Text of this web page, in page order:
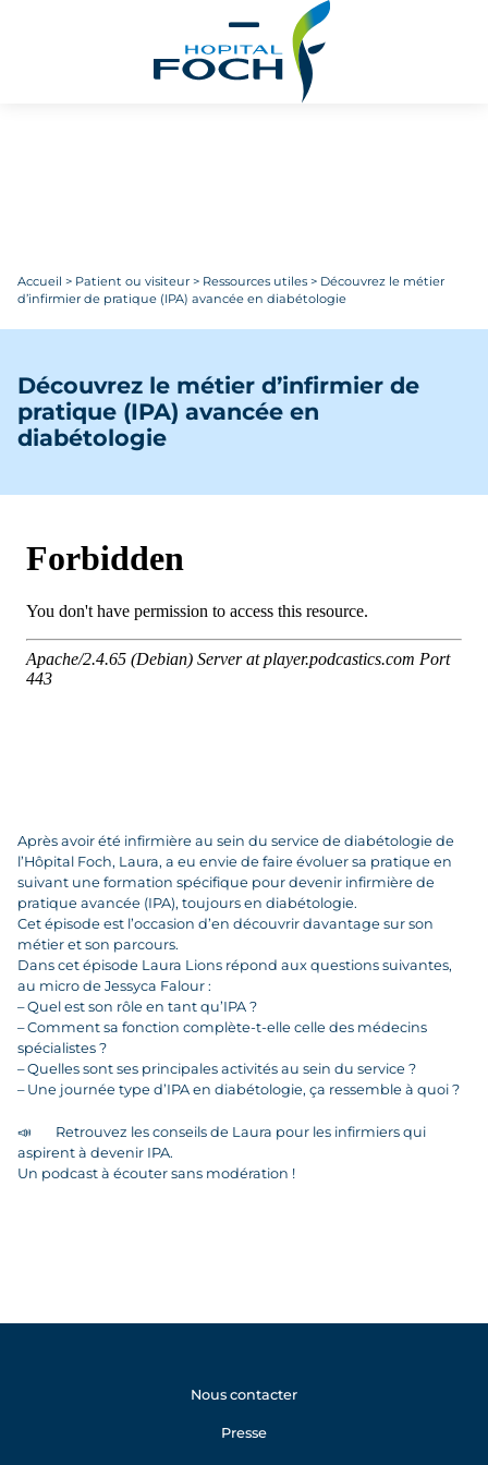
Accueil > Patient ou visiteur > Ressources utiles > Découvrez le métier
d’infirmier de pratique (IPA) avancée en diabétologie
Découvrez le métier d’infirmier de
pratique (IPA) avancée en
diabétologie
Après avoir été infirmière au sein du service de diabétologie de
l’Hôpital Foch, Laura, a eu envie de faire évoluer sa pratique en
suivant une formation spécifique pour devenir infirmière de
pratique avancée (IPA), toujours en diabétologie.
Cet épisode est l’occasion d’en découvrir davantage sur son
métier et son parcours.
Dans cet épisode Laura Lions répond aux questions suivantes,
au micro de Jessyca Falour :
– Quel est son rôle en tant qu’IPA ?
– Comment sa fonction complète-t-elle celle des médecins
spécialistes ?
– Quelles sont ses principales activités au sein du service ?
– Une journée type d’IPA en diabétologie, ça ressemble à quoi ?
📣
Retrouvez les conseils de Laura pour les infirmiers qui
aspirent à devenir IPA.
Un podcast à écouter sans modération !
Nous contacter
Presse